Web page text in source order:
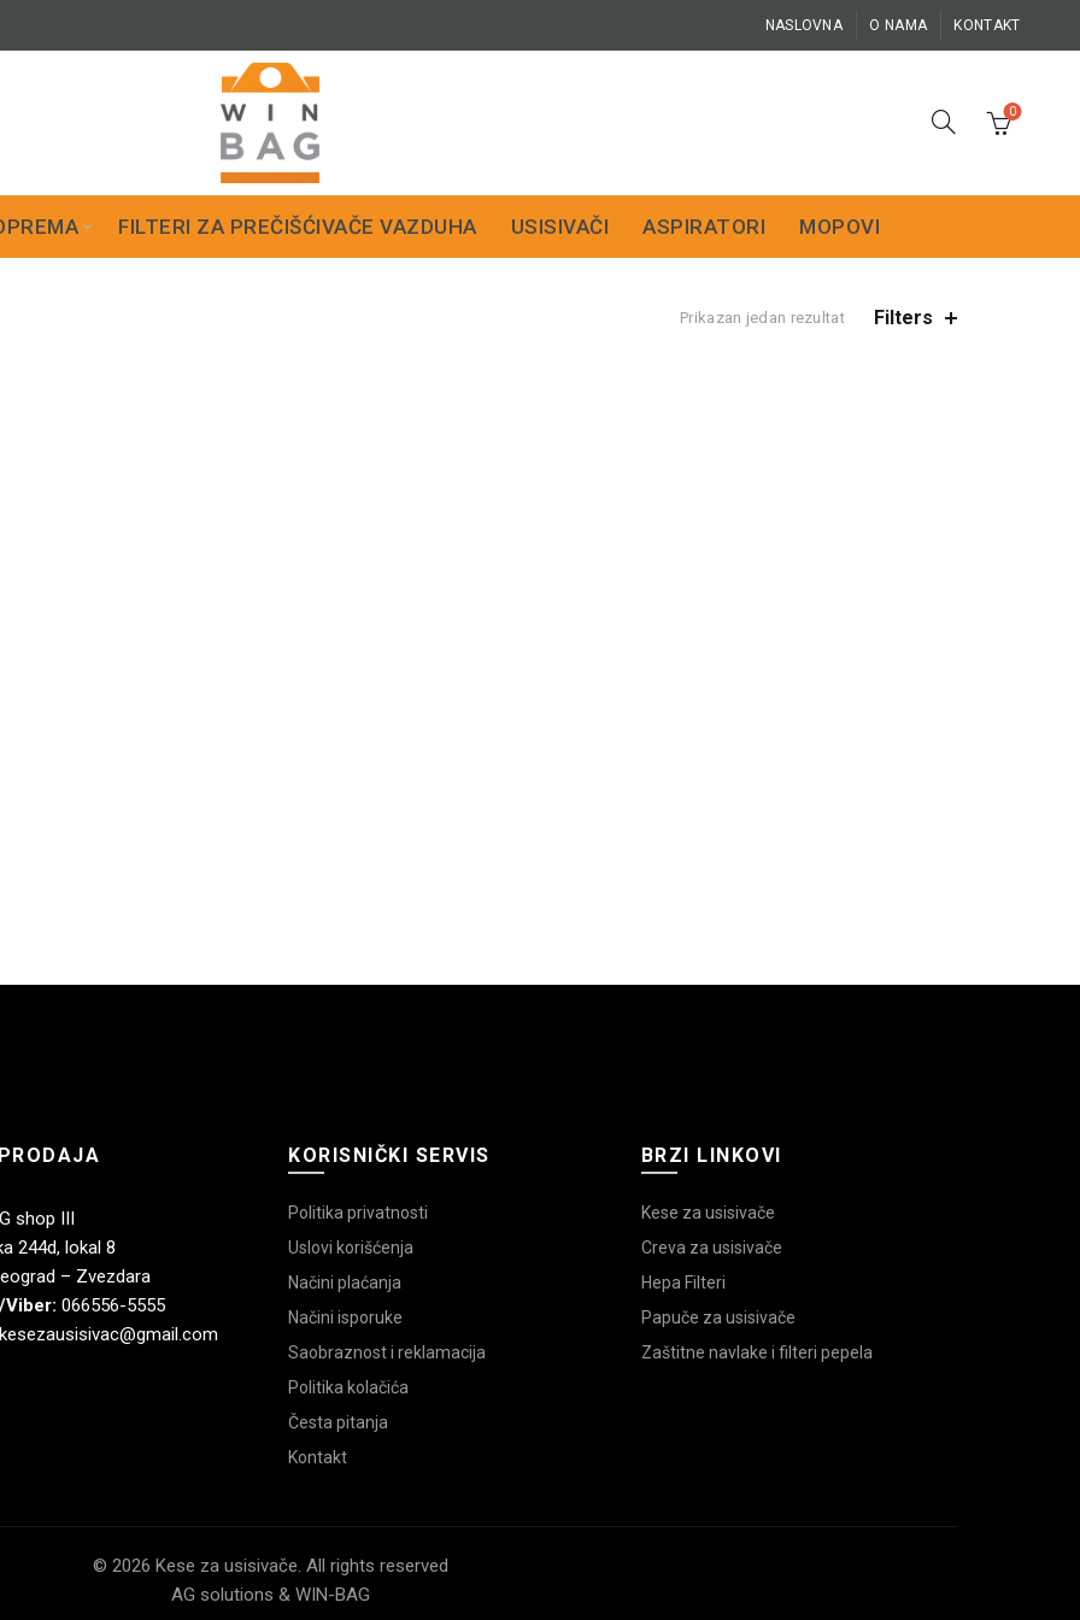
NASLOVNA O NAMA KONTAKT
0
FILTERI ZA PREČIŠĆIVAČE VAZDUHA USISIVAČI ASPIRATORI MOPOVI
Prikazan jedan rezultat Filters
shop III
244d, lokal 8
– Zvezdara
Viber: 066556-5555
kesezausisivac@gmail.com
KORISNIČKI SERVIS
Politika privatnosti
Uslovi korišćenja
Načini plaćanja
Načini isporuke
Saobraznost i reklamacija
Politika kolačića
Česta pitanja
Kontakt
BRZI LINKOVI
Kese za usisivače
Creva za usisivače
Hepa Filteri
Papuče za usisivače
Zaštitne navlake i filteri pepela
© 2026 Kese za usisivače. All rights reserved
AG solutions & WIN-BAG